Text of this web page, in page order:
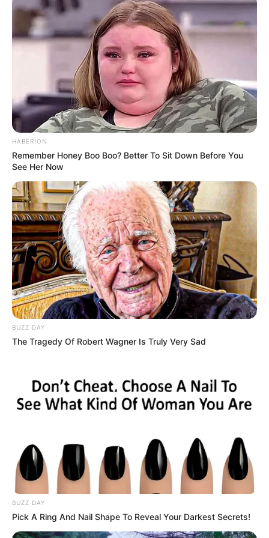
HABERION
Remember Honey Boo Boo? Better To Sit Down Before You
See Her Now
BUZZ DAY
The Tragedy Of Robert Wagner Is Truly Very Sad
BUZZ DAY
Pick A Ring And Nail Shape To Reveal Your Darkest Secrets!